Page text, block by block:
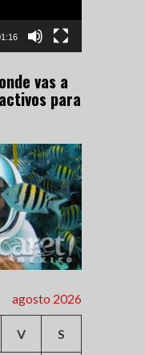
vas a
para
agosto 2026
V S